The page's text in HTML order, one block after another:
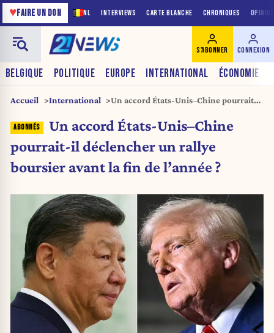
NL INTERVIEWS CARTE BLANCHE CHRONIQUES
♥FAIRE UN DON
BELGIQUE POLITIQUE EUROPE INTERNATIONAL ÉCONOMIE
S'ABONNER CONNEXION
Accueil International
Un accord États-Unis–Chine pourrait-il
fin de l’année ?
Un accord États-Unis–Chine
pourrait-il déclencher un rallye
boursier avant la fin de l’année ?